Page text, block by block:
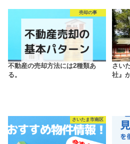
売却の事
不動産の売却方法には2種類あ
る。
さい
社』
さいたま市南区